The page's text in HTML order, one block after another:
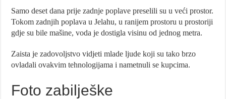
Samo deset dana prije zadnje poplave preselili su u veći prostor.
Tokom zadnjih poplava u Jelahu, u ranijem prostoru u prostoriji
gdje su bile mašine, voda je dostigla visinu od jednog metra.
Zaista je zadovoljstvo vidjeti mlade ljude koji su tako brzo
ovladali ovakvim tehnologijama i nametnuli se kupcima.
Foto zabilješke